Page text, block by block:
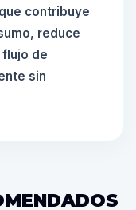
contribuye
reduce
de
sin